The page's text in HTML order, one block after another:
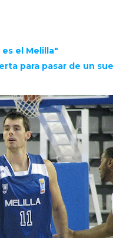
el Melilla"
para pasar de un